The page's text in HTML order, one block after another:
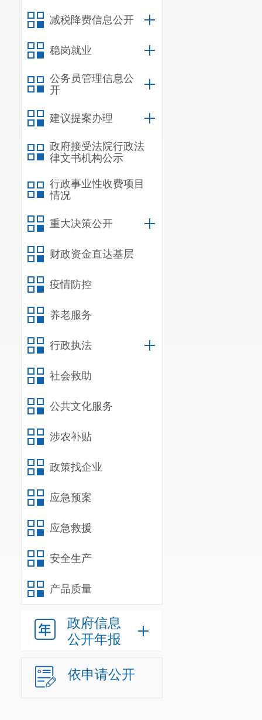
减税降费信息公开
稳岗就业
公务员管理信息公
开
建议提案办理
政府接受法院行政法
律文书机构公示
行政事业性收费项目
情况
重大决策公开
财政资金直达基层
疫情防控
养老服务
行政执法
社会救助
公共文化服务
涉农补贴
政策找企业
应急预案
应急救援
安全生产
产品质量
政府信息
公开年报
依申请公开